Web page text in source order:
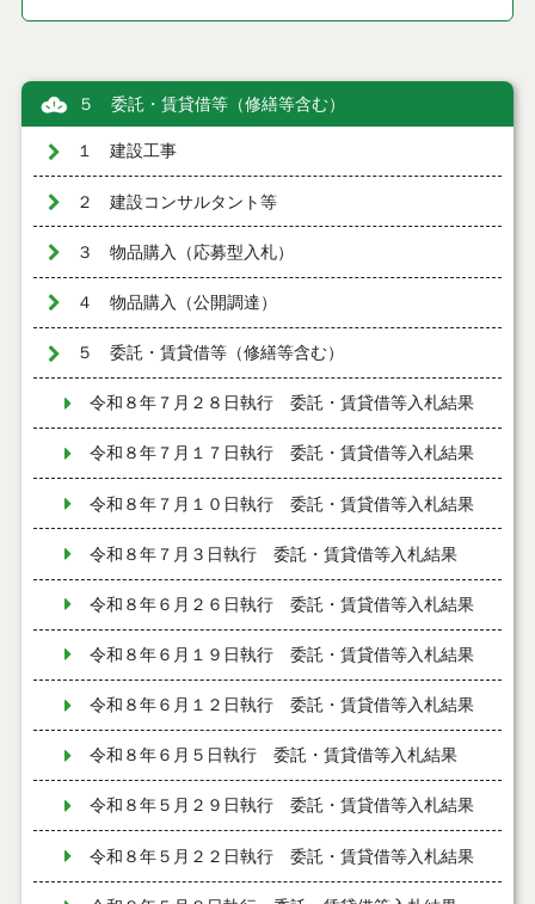
５ 委託・賃貸借等（修繕等含む）
１ 建設工事
２ 建設コンサルタント等
３ 物品購入（応募型入札）
４ 物品購入（公開調達）
５ 委託・賃貸借等（修繕等含む）
令和８年７月２８日執行 委託・賃貸借等入札結果
令和８年７月１７日執行 委託・賃貸借等入札結果
令和８年７月１０日執行 委託・賃貸借等入札結果
令和８年７月３日執行 委託・賃貸借等入札結果
令和８年６月２６日執行 委託・賃貸借等入札結果
令和８年６月１９日執行 委託・賃貸借等入札結果
令和８年６月１２日執行 委託・賃貸借等入札結果
令和８年６月５日執行 委託・賃貸借等入札結果
令和８年５月２９日執行 委託・賃貸借等入札結果
令和８年５月２２日執行 委託・賃貸借等入札結果